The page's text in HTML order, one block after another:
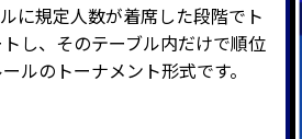
に規定人数が着席した段階でト
し、そのテーブル内だけで順位
ルのトーナメント形式です。